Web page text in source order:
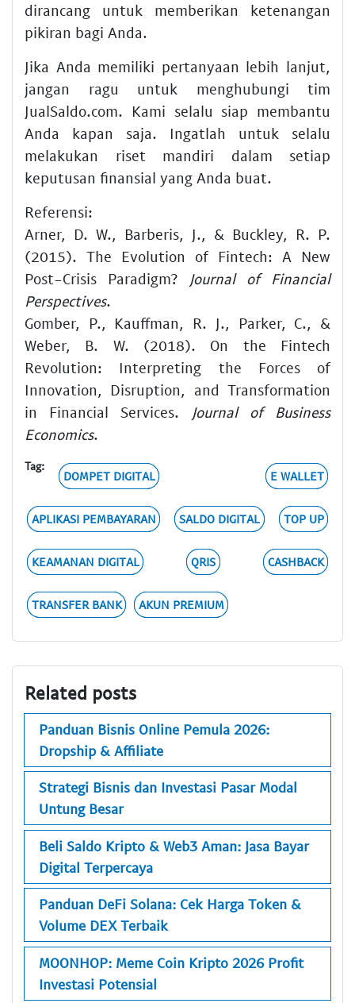
dirancang untuk memberikan ketenangan
pikiran bagi Anda.
Jika Anda memiliki pertanyaan lebih lanjut,
jangan ragu untuk menghubungi tim
JualSaldo.com. Kami selalu siap membantu
Anda kapan saja. Ingatlah untuk selalu
melakukan riset mandiri dalam setiap
keputusan finansial yang Anda buat.
Referensi:
Arner, D. W., Barberis, J., & Buckley, R. P.
(2015). The Evolution of Fintech: A New
Post-Crisis Paradigm?
Journal of Financial
Perspectives.
Gomber, P., Kauffman, R. J., Parker, C., &
Weber, B. W. (2018). On the Fintech
Revolution: Interpreting the Forces of
Innovation, Disruption, and Transformation
in Financial Services.
Journal of Business
Economics.
Tag:
DOMPET DIGITAL E WALLET
APLIKASI PEMBAYARAN SALDO DIGITAL TOP UP
KEAMANAN DIGITAL QRIS CASHBACK
TRANSFER BANK AKUN PREMIUM
Related posts
Panduan Bisnis Online Pemula 2026:
Dropship & Affiliate
Strategi Bisnis dan Investasi Pasar Modal
Untung Besar
Beli Saldo Kripto & Web3 Aman: Jasa Bayar
Digital Terpercaya
Panduan DeFi Solana: Cek Harga Token &
Volume DEX Terbaik
MOONHOP: Meme Coin Kripto 2026 Profit
Investasi Potensial